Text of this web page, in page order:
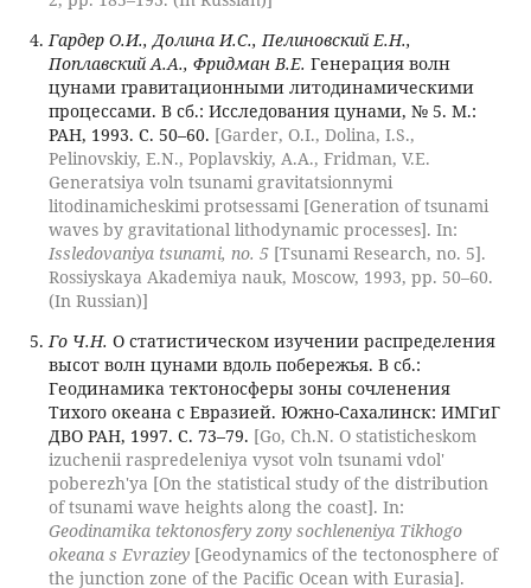
Гардер О.И., Долина И.С., Пелиновский Е.Н.,
Поплавский А.А., Фридман В.Е. Генерация волн
цунами гравитационными литодинамическими
процессами. В сб.: Исследования цунами, № 5. М.:
РАН, 1993. С. 50–60. [Garder, O.I., Dolina, I.S.,
Pelinovskiy, E.N., Poplavskiy, A.A., Fridman, V.E.
Generatsiya voln tsunami gravitatsionnymi
litodinamicheskimi protsessami [Generation of tsunami
waves by gravitational lithodynamic processes]. In:
Issledovaniya tsunami, no. 5[Tsunami Research, no. 5].
Rossiyskaya Akademiya nauk, Moscow, 1993, pp. 50–60.
(In Russian)]
Го Ч.Н. О статистическом изучении распределения
высот волн цунами вдоль побережья. В сб.:
Геодинамика тектоносферы зоны сочленения
Тихого океана с Евразией. Южно-Сахалинск: ИМГиГ
ДВО РАН, 1997. С. 73–79. [Go, Ch.N. O statisticheskom
izuchenii raspredeleniya vysot voln tsunami vdol'
poberezh'ya [On the statistical study of the distribution
of tsunami wave heights along the coast]. In:
Geodinamika tektonosfery zony sochleneniya Tikhogo
okeana s Evraziey[Geodynamics of the tectonosphere of
the junction zone of the Pacific Ocean with Eurasia].